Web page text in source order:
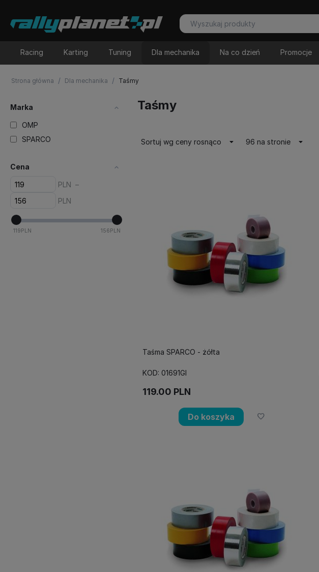
Racing Karting Tuning Dla mechanika Na co dzień Promocje
Strona główna / Dla mechanika / Taśmy
Marka
OMP
SPARCO
Cena
PLN –
PLN
119PLN 156PLN
Taśmy
Sortuj wg ceny rosnąco 96 na stronie
Taśma SPARCO - żółta
KOD: 01691GI
119.00 PLN
Do koszyka